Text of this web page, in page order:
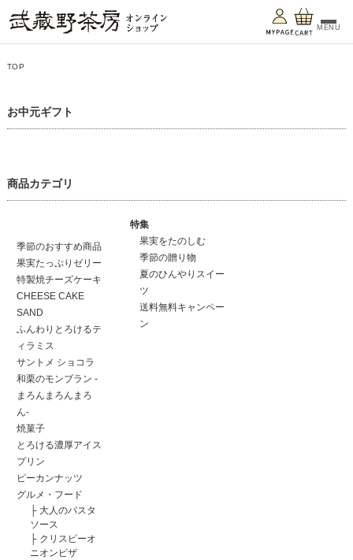
MENU
TOP
お中元ギフト
商品カテゴリ
季節のおすすめ商品
果実たっぷりゼリー
特製焼チーズケーキ
CHEESE CAKE
SAND
ふんわりとろけるテ
ィラミス
サントメ ショコラ
和栗のモンブラン -
まろんまろんまろ
ん-
焼菓子
とろける濃厚アイス
プリン
ピーカンナッツ
グルメ・フード
├ 大人のパスタ
ソース
├ クリスピーオ
ニオンピザ
特集
果実をたのしむ
季節の贈り物
夏のひんやりスイー
ツ
送料無料キャンペー
ン